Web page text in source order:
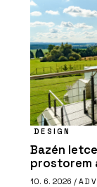
DESIGN
Bazén
prostorem
10. 6. 2026 /